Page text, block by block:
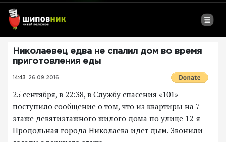
Николаевец едва не спалил дом во время
приготовления еды
14:43 26.09.2016
25 сентября, в 22:38, в Службу спасения «101»
поступило сообщение о том, что из квартиры на 7
этаже девятиэтажного жилого дома по улице 12-я
Продольная города Николаева идет дым. Звонили